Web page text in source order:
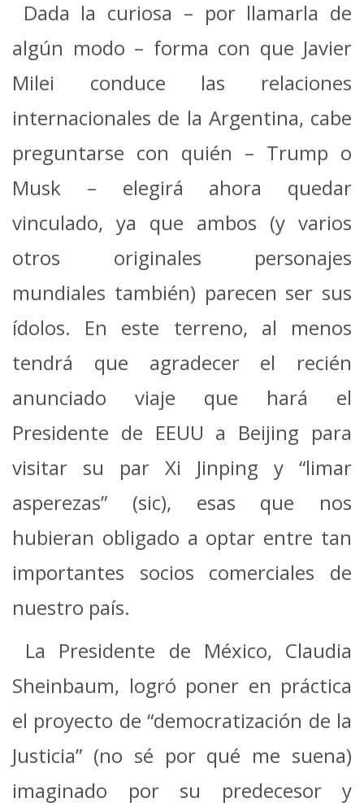
Dada la curiosa – por llamarla de
algún modo – forma con que Javier
Milei conduce las relaciones
internacionales de la Argentina, cabe
preguntarse con quién – Trump o
Musk – elegirá ahora quedar
vinculado, ya que ambos (y varios
otros originales personajes
mundiales también) parecen ser sus
ídolos. En este terreno, al menos
tendrá que agradecer el recién
anunciado viaje que hará el
Presidente de EEUU a Beijing para
visitar su par Xi Jinping y “limar
asperezas” (sic), esas que nos
hubieran obligado a optar entre tan
importantes socios comerciales de
nuestro país.
La Presidente de México, Claudia
Sheinbaum, logró poner en práctica
el proyecto de “democratización de la
Justicia” (no sé por qué me suena)
imaginado por su predecesor y